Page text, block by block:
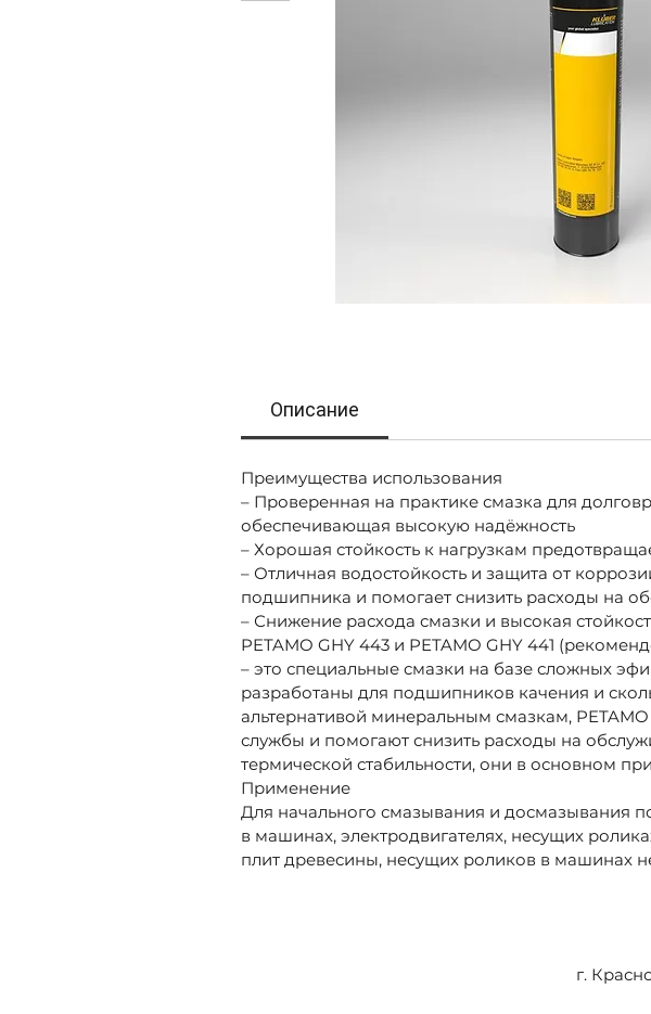
Описание
Преимущества использования
– Проверенная на практике смазка для
обеспечивающая высокую надёжность
– Хорошая стойкость к нагрузкам
– Отличная водостойкость и защита от
подшипника и помогает снизить расходы на
– Снижение расхода смазки и высокая
PETAMO GHY 443 и PETAMO GHY 441
– это специальные смазки на базе сложных
разработаны для подшипников качения и
альтернативой минеральным смазкам,
службы и помогают снизить расходы на
термической стабильности, они в основном
Применение
Для начального смазывания и досмазывания
в машинах, электродвигателях, несущих
плит древесины, несущих роликов в машинах
г.